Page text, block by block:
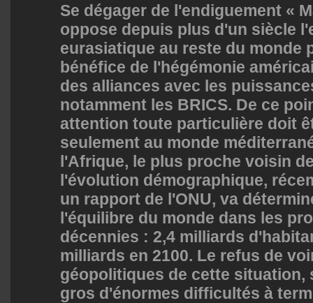
Se dégager de l'endiguement «
oppose depuis plus d'un siècle
eurasiatique au reste du monde
bénéfice de l'hégémonie
des alliances avec les
notamment les BRICS. De ce
attention toute particulière doit
seulement au monde
l'Afrique, le plus proche voisin
l'évolution démographique,
un rapport de l'ONU, va
l'équilibre du monde dans les
décennies : 2,4 milliards
milliards en 2100. Le refus de
géopolitiques de cette situation,
gros d'énormes difficultés à